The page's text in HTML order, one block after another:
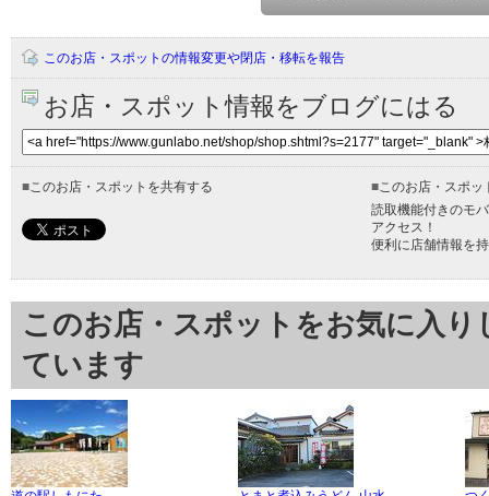
このお店・スポットの情報変更や閉店・移転を報告
お店・スポット情報をブログにはる
■このお店・スポットを共有する ■このお店・スポッ
読取機能付きのモ
アクセス！
便利に店舗情報を
このお店・スポットをお気に入
ています